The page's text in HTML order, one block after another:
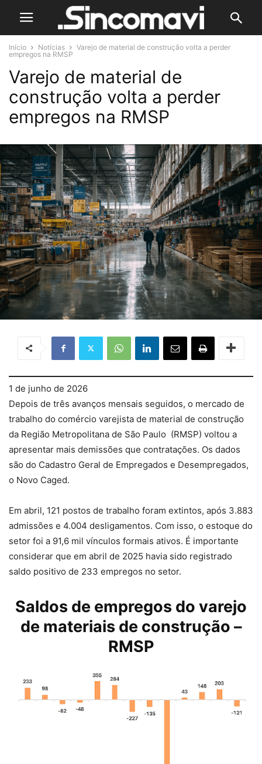
Início Notícias
Varejo de material de construção volta a perder
empregos na RMSP
Varejo de material de
construção volta a perder
empregos na RMSP
1 de junho de 2026
Depois de três avanços mensais seguidos, o mercado de
trabalho do comércio varejista de material de construção
da Região Metropolitana de São Paulo (RMSP) voltou a
apresentar mais demissões que contratações. Os dados
são do Cadastro Geral de Empregados e Desempregados,
o Novo Caged.
Em abril, 121 postos de trabalho foram extintos, após 3.883
admissões e 4.004 desligamentos. Com isso, o estoque do
setor foi a 91,6 mil vínculos formais ativos. É importante
considerar que em abril de 2025 havia sido registrado
saldo positivo de 233 empregos no setor.
Saldos de empregos do varejo
de materiais de construção –
RMSP